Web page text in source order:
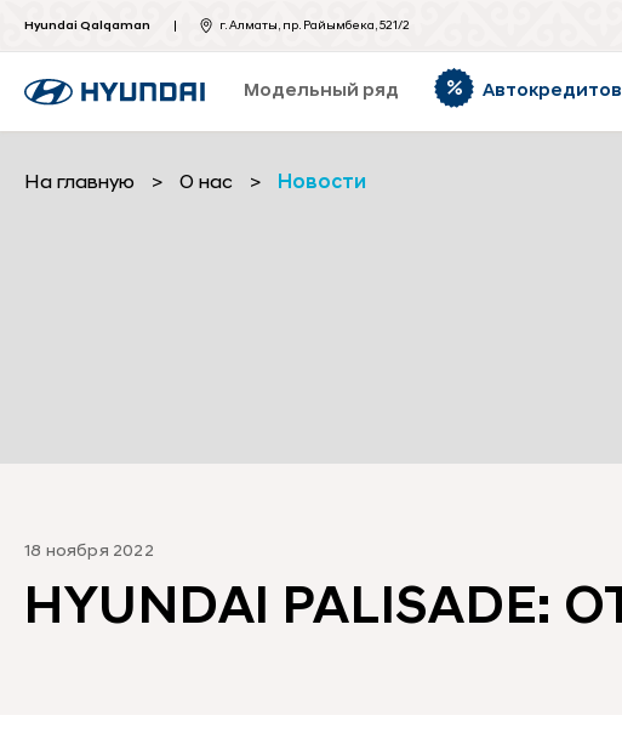
Hyundai Qalqaman г. Алматы, пр. Райымбека, 521/2
Модельный ряд
На главную > О нас > Новости
18 ноября 2022
HYUNDAI